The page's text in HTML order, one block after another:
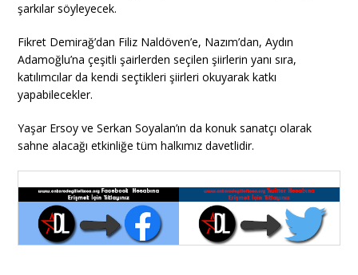
şarkılar söyleyecek.
Fikret Demirağ’dan Filiz Naldöven’e, Nazım’dan, Aydın
Adamoğlu’na çeşitli şairlerden seçilen şiirlerin yanı sıra,
katılımcılar da kendi seçtikleri şiirleri okuyarak katkı
yapabilecekler.
Yaşar Ersoy ve Serkan Soyalan’ın da konuk sanatçı olarak
sahne alacağı etkinliğe tüm halkımız davetlidir.